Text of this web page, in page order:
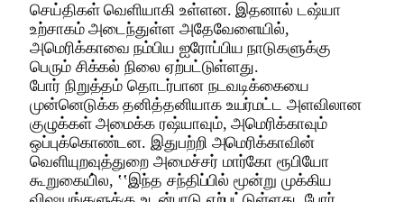
செய்திகள் வெளியாகி உள்ளன. இதனால் டஷ்யா
உற்சாகம் அடைந்துள்ள அதேவேளையில்,
அமெரிக்காவை நம்பிய ஐரோப்பிய நாடுகளுக்கு
பெரும் சிக்கல் நிலை ஏற்பட்டுள்ளது.
போர் நிறுத்தம் தொடர்பான நடவடிக்கையை
முன்னெடுக்க தனித்தனியாக உயர்மட்ட அளவிலான
குழுக்கள் அமைக்க ரஷ்யாவும், அமெரிக்காவும்
ஒப்புக்கொண்டன‌. இதுபற்றி அமெரிக்காவின்
வெளியுறவுத்துறை அமைச்சர் மார்கோ ரூபியோ
கூறுகையி்ல, ‛‛இந்த சந்திப்பில் மூன்று முக்கிய